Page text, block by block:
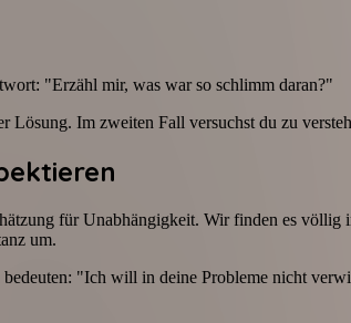
"Erzähl mir, was war so schlimm daran?"
Im zweiten Fall versuchst du zu
für Unabhängigkeit. Wir finden es
um.
"Ich will in deine Probleme nicht